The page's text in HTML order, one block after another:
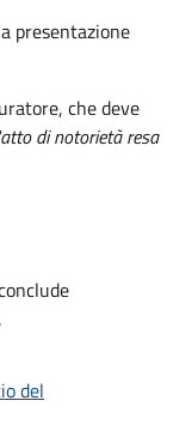
presentazione
che deve
di notorietà resa
del